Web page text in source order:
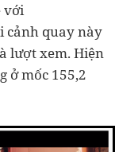
với
cảnh quay này
lượt xem. Hiện
ở mốc 155,2